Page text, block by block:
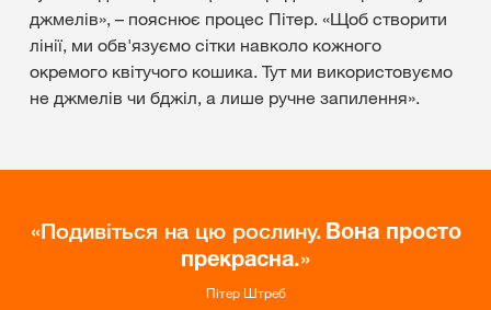
джмелів», – пояснює процес Пітер. «Щоб створити
лінії, ми обв'язуємо сітки навколо кожного
окремого квітучого кошика. Тут ми використовуємо
не джмелів чи бджіл, а лише ручне запилення».
Подивіться на цю рослину. Вона просто
прекрасна.
Пітер Штреб